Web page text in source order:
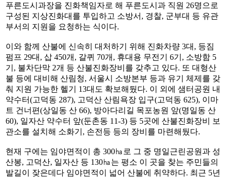
푸른도시과장을 진화책임자로 해 푸른도시과 직원 26명으로
구성된 지상진화대를 투입하고 소방서, 경찰, 군부대 등 유관
부서의 지원을 요청하는 식이다.
이와 함께 산불에 신속히 대처하기 위해 진화차량 3대, 등짐
펌프 29대, 삽 450개, 갈퀴 70개, 휴대용 무전기 6기, 소방함 5
기, 불차단막 2개 등 산불진화장비를 갖추고 있다. 또 대형산
불 등에 대비해 산림청, 서울시 소방본부 등과 유기 체제를 갖
춰 지원 가능한 헬기 13대도 확보해뒀다. 이 외에 샘터공원 내
약수터(고덕동 287), 고덕산 산림욕장 입구(고덕동 625), 이마
트 건너편(상일동 산 66), 방아다리길 목포농원 앞(명일동 산
60), 일자산 약수터 앞(둔촌동 11-3) 등 5곳에 산불진화장비 보
관소를 설치해 소화기, 손전등 등의 장비를 마련해뒀다.
현재 구에는 임야면적이 총 300㏊로 그 중 명일근린공원과 성
산봉, 고덕산, 일자산 등 130㏊는 평소 이 곳을 찾는 주민들의
발길이 잦은데다 임야면적이 넓어 산불에 취약하다. 최근 5년